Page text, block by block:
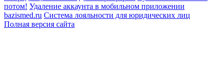
потом! Удаление аккаунта в мобильном приложении
bazismed.ru Система лояльности для юридических лиц
Полная версия сайта